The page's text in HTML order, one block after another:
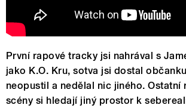
První rapové tracky jsi nahrával s
jako K.O. Kru, sotva jsi dostal
neopustil a nedělal nic jiného. Ostatní
scény si hledají jiný prostor k